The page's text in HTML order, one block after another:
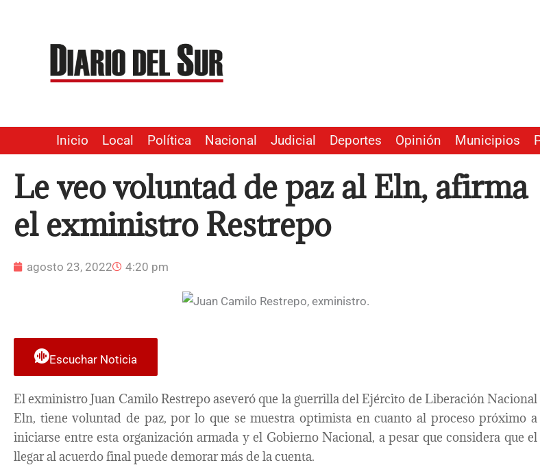
contenido
Inicio Local Política Nacional Judicial Deportes Opinión Municipios
Le veo voluntad de paz al Eln, afirma
el exministro Restrepo
agosto 23, 2022 4:20 pm
Escuchar Noticia
El exministro Juan Camilo Restrepo aseveró que la guerrilla del Ejército de Liberación Nacional
Eln, tiene voluntad de paz, por lo que se muestra optimista en cuanto al proceso próximo a
iniciarse entre esta organización armada y el Gobierno Nacional, a pesar que considera que el
llegar al acuerdo final puede demorar más de la cuenta.